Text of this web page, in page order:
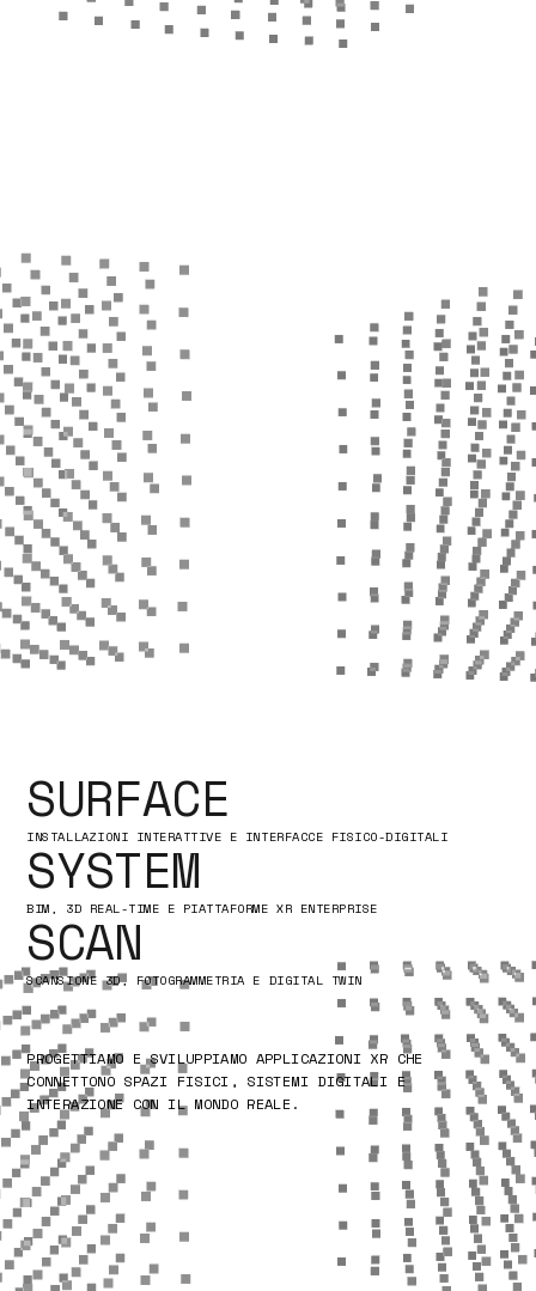
SURFACE
INSTALLAZIONI INTERATTIVE E INTERFACCE FISICO-DIGITALI
SYSTEM
BIM, 3D REAL-TIME E PIATTAFORME XR ENTERPRISE
SCAN
SCANSIONE 3D, FOTOGRAMMETRIA E DIGITAL TWIN
PROGETTIAMO E SVILUPPIAMO APPLICAZIONI XR CHE
CONNETTONO SPAZI FISICI, SISTEMI DIGITALI E
INTERAZIONE CON IL MONDO REALE.